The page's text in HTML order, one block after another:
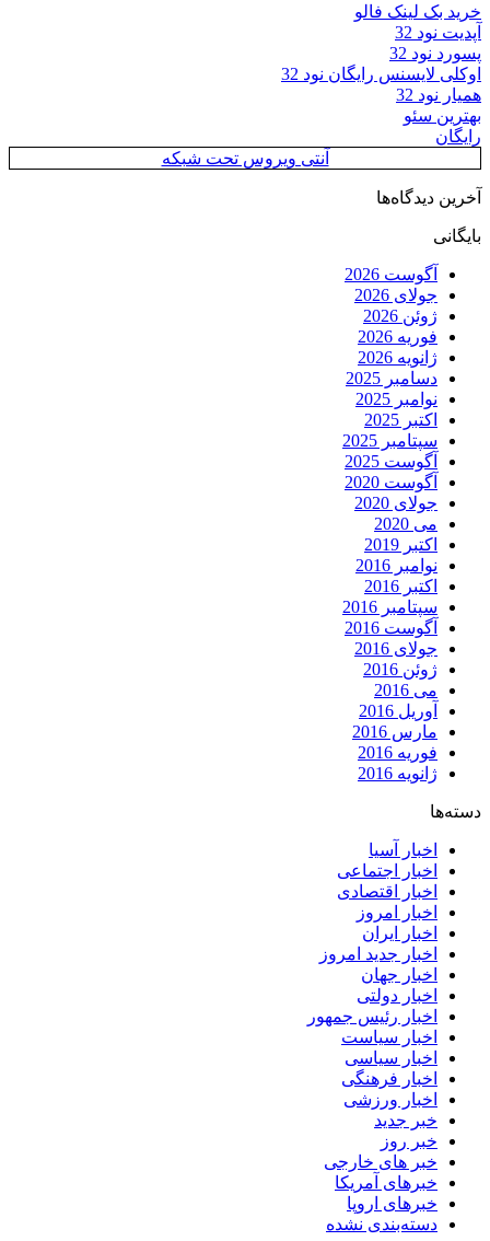
خرید بک لینک فالو
آپدیت نود 32
پسورد نود 32
اوکلی لایسنس رایگان نود 32
همیار نود 32
بهترین سئو
رایگان
آنتی ویروس تحت شبکه
آخرین دیدگاه‌ها
بایگانی
آگوست 2026
جولای 2026
ژوئن 2026
فوریه 2026
ژانویه 2026
دسامبر 2025
نوامبر 2025
اکتبر 2025
سپتامبر 2025
آگوست 2025
آگوست 2020
جولای 2020
می 2020
اکتبر 2019
نوامبر 2016
اکتبر 2016
سپتامبر 2016
آگوست 2016
جولای 2016
ژوئن 2016
می 2016
آوریل 2016
مارس 2016
فوریه 2016
ژانویه 2016
دسته‌ها
اخبار آسیا
اخبار اجتماعی
اخبار اقتصادی
اخبار امروز
اخبار ایران
اخبار جدید امروز
اخبار جهان
اخبار دولتی
اخبار رئیس جمهور
اخبار سیاست
اخبار سیاسی
اخبار فرهنگی
اخبار ورزشی
خبر جدید
خبر روز
خبر های خارجی
خبرهای آمریکا
خبرهای اروپا
دسته‌بندی نشده